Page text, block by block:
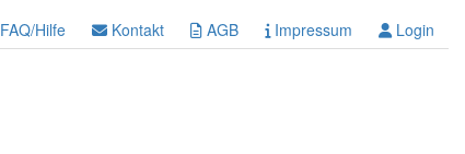
FAQ/Hilfe Kontakt AGB Impressum Login